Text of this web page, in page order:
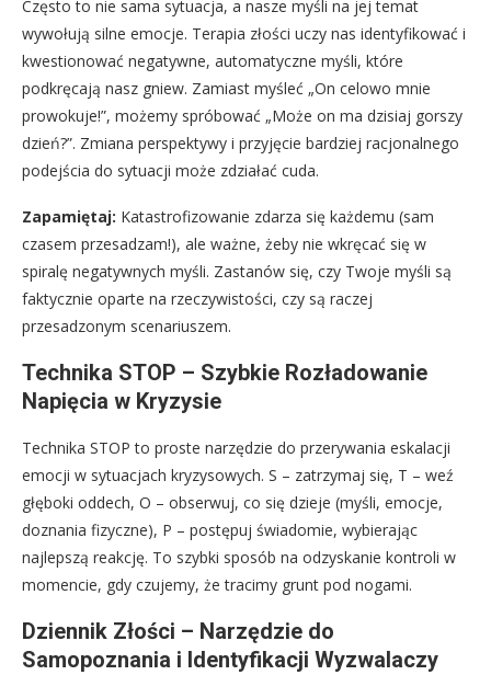
Często to nie sama sytuacja, a nasze myśli na jej temat
wywołują silne emocje. Terapia złości uczy nas identyfikować i
kwestionować negatywne, automatyczne myśli, które
podkręcają nasz gniew. Zamiast myśleć „On celowo mnie
prowokuje!”, możemy spróbować „Może on ma dzisiaj gorszy
dzień?”. Zmiana perspektywy i przyjęcie bardziej racjonalnego
podejścia do sytuacji może zdziałać cuda.
Zapamiętaj: Katastrofizowanie zdarza się każdemu (sam
czasem przesadzam!), ale ważne, żeby nie wkręcać się w
spiralę negatywnych myśli. Zastanów się, czy Twoje myśli są
faktycznie oparte na rzeczywistości, czy są raczej
przesadzonym scenariuszem.
Technika STOP – Szybkie Rozładowanie
Napięcia w Kryzysie
Technika STOP to proste narzędzie do przerywania eskalacji
emocji w sytuacjach kryzysowych. S – zatrzymaj się, T – weź
głęboki oddech, O – obserwuj, co się dzieje (myśli, emocje,
doznania fizyczne), P – postępuj świadomie, wybierając
najlepszą reakcję. To szybki sposób na odzyskanie kontroli w
momencie, gdy czujemy, że tracimy grunt pod nogami.
Dziennik Złości – Narzędzie do
Samopoznania i Identyfikacji Wyzwalaczy